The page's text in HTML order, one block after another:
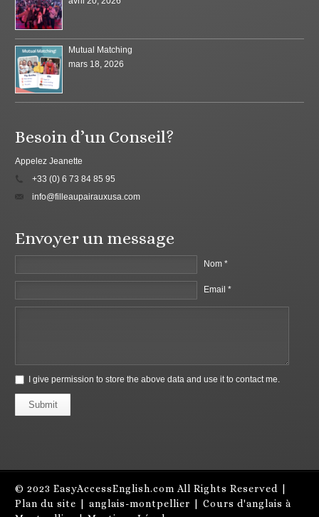
Mutual Matching
mars 18, 2026
Besoin d’un Conseil?
Appelez Jeanette
+33 (0) 6 73 84 85 95
info@filleaupairauxusa.com
Envoyer un message
Nom *
Email *
I give permission to store the above data and use it to contact me.
Submit
© 2023EasyAccessEnglish.com All Rights Reserved |
Plan du site |anglais-montpellier |Cours d'anglais à